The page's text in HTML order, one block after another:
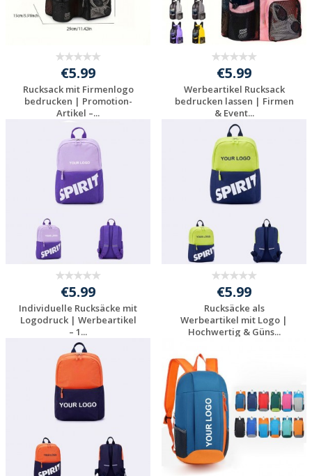
€5.99
Rucksack mit Firmenlogo
bedrucken | Promotion-
Artikel –...
Jetzt Angebot
anfordern
€5.99
Werbeartikel Rucksack
bedrucken lassen | Firmen
& Event...
Jetzt Angebot
anfordern
€5.99
Individuelle Rucksäcke mit
Logodruck | Werbeartikel
– 1...
Jetzt Angebot
anfordern
€5.99
Rucksäcke als
Werbeartikel mit Logo |
Hochwertig & Güns...
Jetzt Angebot
anfordern